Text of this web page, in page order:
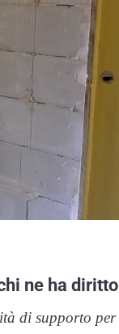
ne ha diritto
di supporto